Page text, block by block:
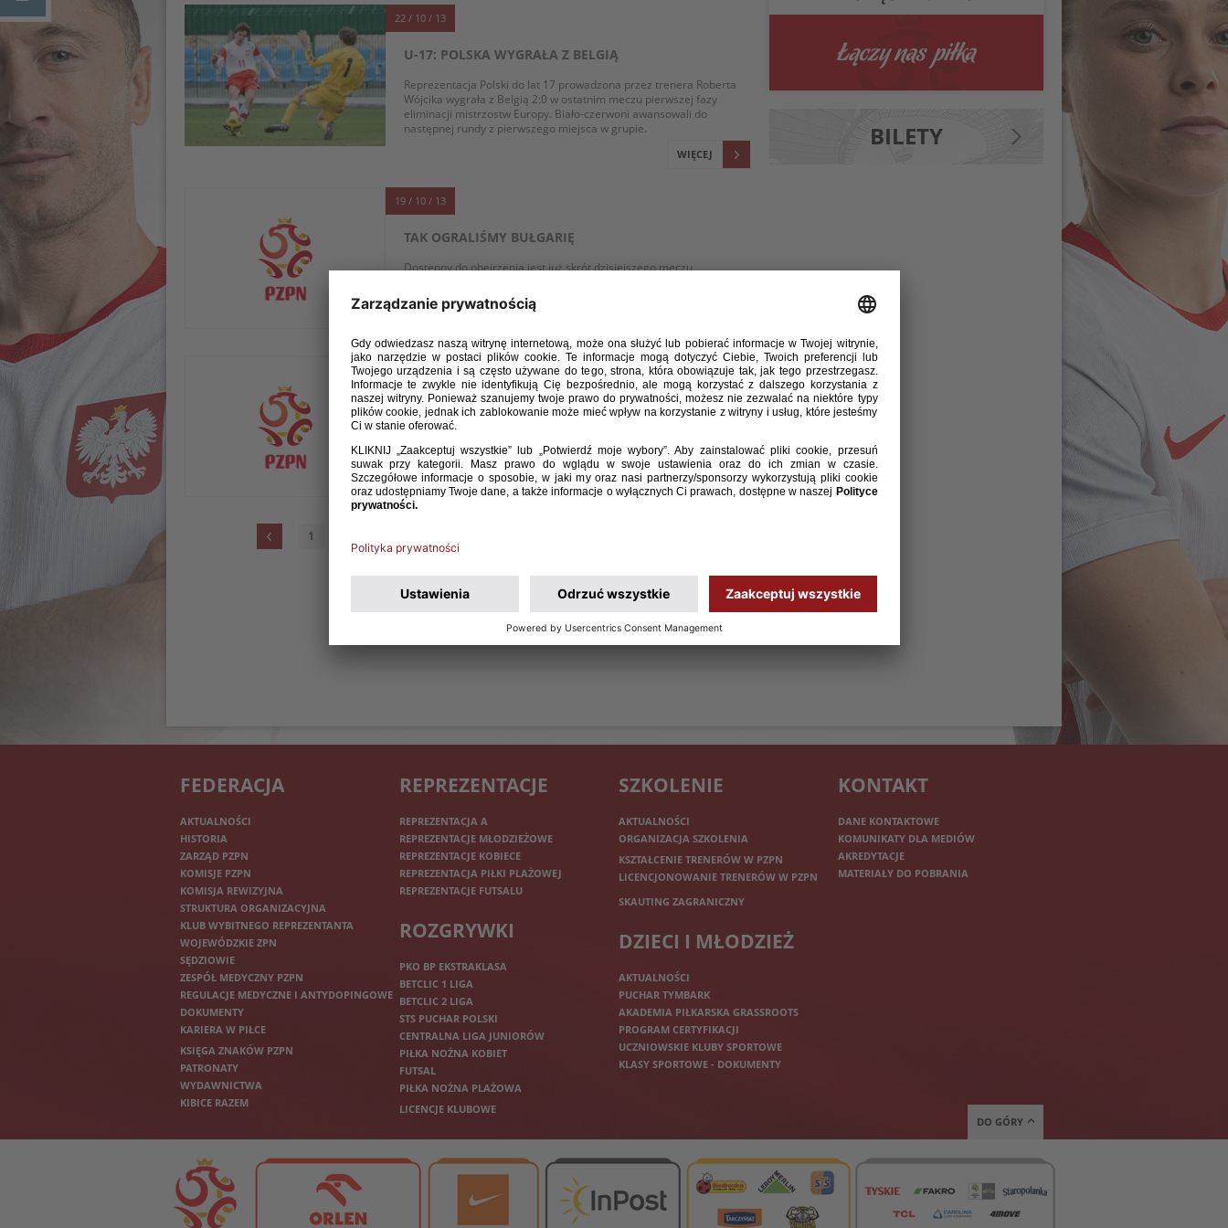
22 / 10 / 13
U-17: POLSKA WYGRAŁA Z BELGIĄ
Reprezentacja Polski do lat 17 prowadzona przez trenera Roberta
Wójcika wygrała z Belgią 2:0 w ostatnim meczu pierwszej fazy
eliminacji mistrzostw Europy. Biało-czerwoni awansowali do
następnej rundy z pierwszego miejsca w grupie.
WIĘCEJ
19 / 10 / 13
TAK OGRALIŚMY BUŁGARIĘ
Dostępny do obejrzenia jest już skrót dzisiejszego meczu
komentarze trenera Roberta Wójcika oraz kapitana Filipa Jagiełło.
19 / 10 / 13
TAK OGRALIŚMY BUŁGARIĘ
reprezentacji Polski do lat 17 z Bułgarią. Dołączamy również
komentarze trenera Roberta Wójcika oraz kapitana Filipa Jagiełło.
WIĘCEJ
1
BILETY
FEDERACJA
AKTUALNOŚCI
HISTORIA
ZARZĄD PZPN
KOMISJE PZPN
KOMISJA REWIZYJNA
STRUKTURA ORGANIZACYJNA
KLUB WYBITNEGO REPREZENTANTA
WOJEWÓDZKIE ZPN
SĘDZIOWIE
ZESPÓŁ MEDYCZNY PZPN
REGULACJE MEDYCZNE I ANTYDOPINGOWE
DOKUMENTY
KARIERA W PIŁCE
KSIĘGA ZNAKÓW PZPN
PATRONATY
WYDAWNICTWA
KIBICE RAZEM
REPREZENTACJE
REPREZENTACJA A
REPREZENTACJE MŁODZIEŻOWE
REPREZENTACJE KOBIECE
REPREZENTACJA PIŁKI PLAŻOWEJ
REPREZENTACJE FUTSALU
ROZGRYWKI
PKO BP EKSTRAKLASA
BETCLIC 1 LIGA
BETCLIC 2 LIGA
STS PUCHAR POLSKI
CENTRALNA LIGA JUNIORÓW
PIŁKA NOŻNA KOBIET
FUTSAL
PIŁKA NOŻNA PLAŻOWA
LICENCJE KLUBOWE
SZKOLENIE
AKTUALNOŚCI
ORGANIZACJA SZKOLENIA
KSZTAŁCENIE TRENERÓW W PZPN
LICENCJONOWANIE TRENERÓW W PZPN
SKAUTING ZAGRANICZNY
DZIECI I MŁODZIEŻ
AKTUALNOŚCI
PUCHAR TYMBARK
AKADEMIA PIŁKARSKA GRASSROOTS
PROGRAM CERTYFIKACJI
UCZNIOWSKIE KLUBY SPORTOWE
KLASY SPORTOWE - DOKUMENTY
KONTAKT
DANE KONTAKTOWE
KOMUNIKATY DLA MEDIÓW
AKREDYTACJE
MATERIAŁY DO POBRANIA
DO GÓRY